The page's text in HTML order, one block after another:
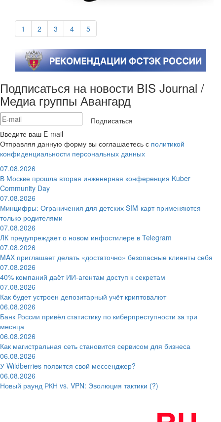
1 2 3 4 5
Подписаться на новости BIS Journal /
Медиа группы Авангард
Подписаться
Введите ваш E-mail
Отправляя данную форму вы соглашаетесь с политикой
конфиденциальности персональных данных
07.08.2026
В Москве прошла вторая инженерная конференция Kuber
Community Day
07.08.2026
Минцифры: Ограничения для детских SIM-карт применяются
только родителями
07.08.2026
ЛК предупреждает о новом инфостилере в Telegram
07.08.2026
MAX приглашает делать «достаточно» безопасные клиенты себя
07.08.2026
40% компаний даёт ИИ‑агентам доступ к секретам
07.08.2026
Как будет устроен депозитарный учёт криптовалют
06.08.2026
Банк России привёл статистику по киберпреступности за три
месяца
06.08.2026
Как магистральная сеть становится сервисом для бизнеса
06.08.2026
У Wildberries появится свой мессенджер?
06.08.2026
Новый раунд РКН vs. VPN: Эволюция тактики (?)